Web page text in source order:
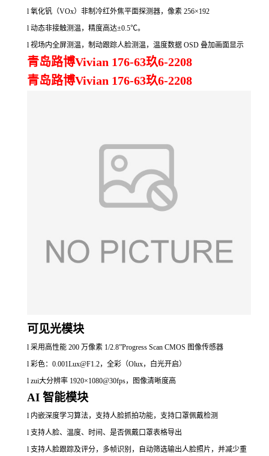
l 氧化钒（VOx）非制冷红外焦平面探测器，像素 256×192
l 动态非接触测温，精度高达±0.5℃。
l 视场内全屏测温，制动跟踪人脸测温，温度数据 OSD 叠加画面显示
青岛路博Vivian 176-63玖6-2208
青岛路博Vivian 176-63玖6-2208
可见光模块
l 采用高性能 200 万像素 1/2.8”Progress Scan CMOS 图像传感器
l 彩色： 0.001Lux@F1.2，全彩（Olux，白光开启）
l zui大分辨率 1920×1080@30fps，图像清晰度高
AI 智能模块
l 内嵌深度学习算法，支持人脸抓拍功能，支持口罩佩戴检测
l 支持人脸、温度、时间、是否佩戴口罩表格导出
l 支持人脸跟踪及评分，多帧识别，自动筛选输出人脸照片，并减少重